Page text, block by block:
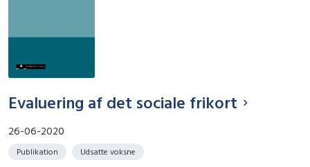
Evaluering af det sociale frikort
26-06-2020
Publikation Udsatte voksne